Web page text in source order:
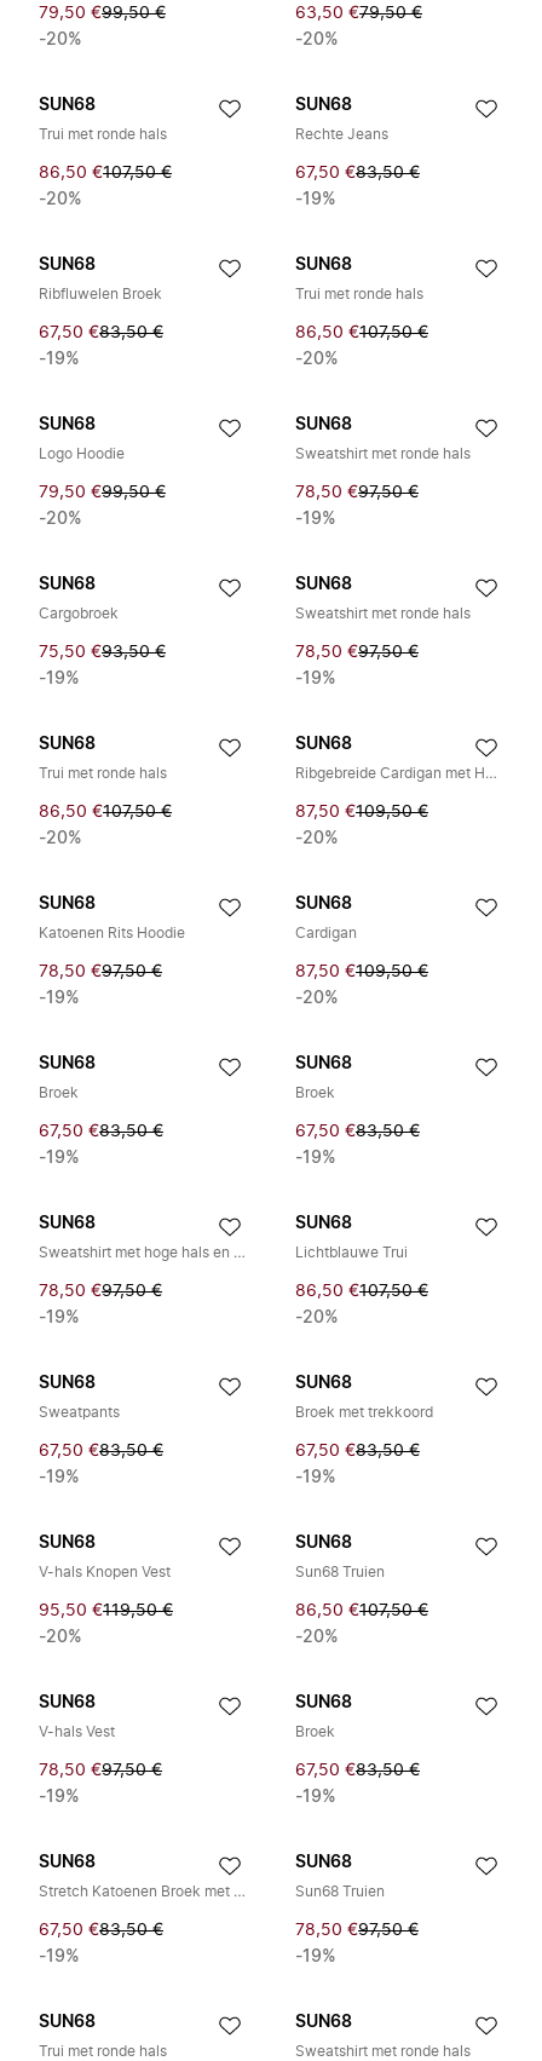
79,50 €99,50 €
-20%
63,50 €79,50 €
-20%
SUN68
Trui met ronde hals
86,50 €107,50 €
-20%
SUN68
Rechte Jeans
67,50 €83,50 €
-19%
SUN68
Ribfluwelen Broek
67,50 €83,50 €
-19%
SUN68
Trui met ronde hals
86,50 €107,50 €
-20%
SUN68
Logo Hoodie
79,50 €99,50 €
-20%
SUN68
Sweatshirt met ronde hals
78,50 €97,50 €
-19%
SUN68
Cargobroek
75,50 €93,50 €
-19%
SUN68
Sweatshirt met ronde hals
78,50 €97,50 €
-19%
SUN68
Trui met ronde hals
86,50 €107,50 €
-20%
SUN68
Ribgebreide Cardigan met Hoge Hals
87,50 €109,50 €
-20%
SUN68
Katoenen Rits Hoodie
78,50 €97,50 €
-19%
SUN68
Cardigan
87,50 €109,50 €
-20%
SUN68
Broek
67,50 €83,50 €
-19%
SUN68
Broek
67,50 €83,50 €
-19%
SUN68
Sweatshirt met hoge hals en rits
78,50 €97,50 €
-19%
SUN68
Lichtblauwe Trui
86,50 €107,50 €
-20%
SUN68
Sweatpants
67,50 €83,50 €
-19%
SUN68
Broek met trekkoord
67,50 €83,50 €
-19%
SUN68
V-hals Knopen Vest
95,50 €119,50 €
-20%
SUN68
Sun68 Truien
86,50 €107,50 €
-20%
SUN68
V-hals Vest
78,50 €97,50 €
-19%
SUN68
Broek
67,50 €83,50 €
-19%
SUN68
Stretch Katoenen Broek met Trekkoord
67,50 €83,50 €
-19%
SUN68
Sun68 Truien
78,50 €97,50 €
-19%
SUN68
Trui met ronde hals
SUN68
Sweatshirt met ronde hals